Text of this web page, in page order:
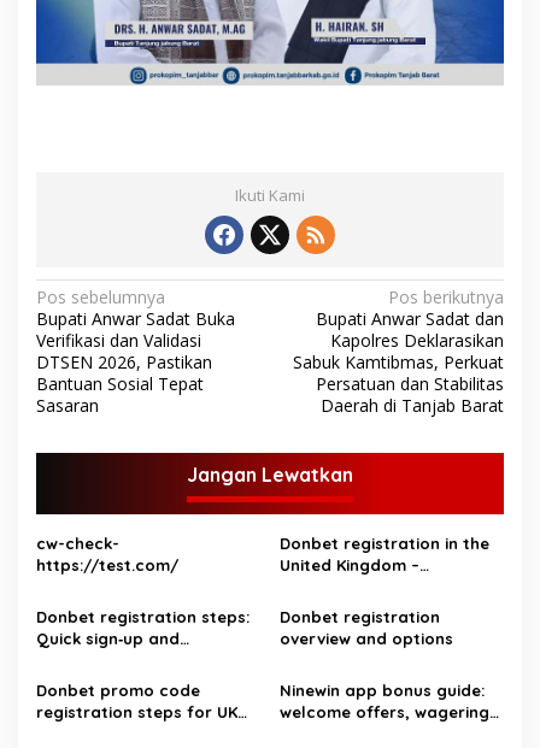
Ikuti Kami
N
a
v
i
s
i
p
o
s
Pos sebelumnya
Bupati Anwar Sadat Buka
Verifikasi dan Validasi
DTSEN 2026, Pastikan
Bantuan Sosial Tepat
Sasaran
Pos berikutnya
Bupati Anwar Sadat dan
Kapolres Deklarasikan
Sabuk Kamtibmas, Perkuat
Persatuan dan Stabilitas
Daerah di Tanjab Barat
Jangan Lewatkan
cw-check-
https://test.com/
Donbet registration in the
United Kingdom –
players
Donbet registration steps:
Quick sign‑up and
players
Donbet registration
overview and options
Donbet promo code
registration steps for UK
Ninewin app bonus guide:
welcome offers, wagering